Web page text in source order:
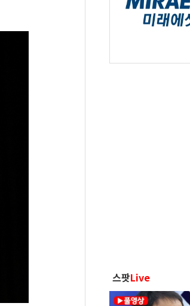
스팟Live